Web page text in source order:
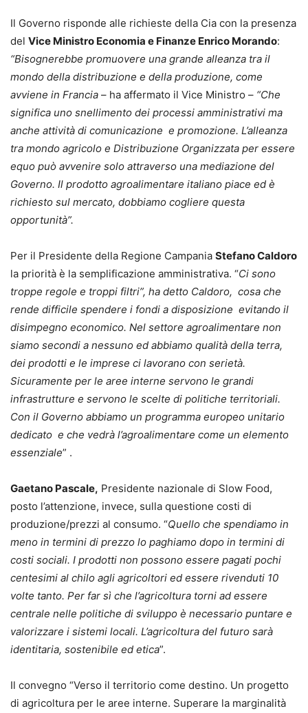
Il Governo risponde alle richieste della Cia con la presenza
del Vice Ministro Economia e Finanze Enrico Morando:
“Bisognerebbe promuovere una grande alleanza tra il
mondo della distribuzione e della produzione, come
avviene in Francia – ha affermato il Vice Ministro – “Che
significa uno snellimento dei processi amministrativi ma
anche attività di comunicazione e promozione. L’alleanza
tra mondo agricolo e Distribuzione Organizzata per essere
equo può avvenire solo attraverso una mediazione del
Governo. Il prodotto agroalimentare italiano piace ed è
richiesto sul mercato, dobbiamo cogliere questa
opportunità”.
Per il Presidente della Regione Campania Stefano Caldoro
la priorità è la semplificazione amministrativa. “Ci sono
troppe regole e troppi filtri”, ha detto Caldoro, cosa che
rende difficile spendere i fondi a disposizione evitando il
disimpegno economico. Nel settore agroalimentare non
siamo secondi a nessuno ed abbiamo qualità della terra,
dei prodotti e le imprese ci lavorano con serietà.
Sicuramente per le aree interne servono le grandi
infrastrutture e servono le scelte di politiche territoriali.
Con il Governo abbiamo un programma europeo unitario
dedicato e che vedrà l’agroalimentare come un elemento
essenziale” .
Gaetano Pascale, Presidente nazionale di Slow Food,
posto l’attenzione, invece, sulla questione costi di
produzione/prezzi al consumo. “Quello che spendiamo in
meno in termini di prezzo lo paghiamo dopo in termini di
costi sociali. I prodotti non possono essere pagati pochi
centesimi al chilo agli agricoltori ed essere rivenduti 10
volte tanto. Per far sì che l’agricoltura torni ad essere
centrale nelle politiche di sviluppo è necessario puntare e
valorizzare i sistemi locali. L’agricoltura del futuro sarà
identitaria, sostenibile ed etica”.
Il convegno “Verso il territorio come destino. Un progetto
di agricoltura per le aree interne. Superare la marginalità